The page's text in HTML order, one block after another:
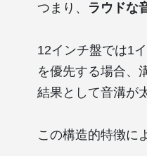
つまり、 ラウドな
12インチ盤では1
を優先する場合、
結果として音溝が
この構造的特徴に